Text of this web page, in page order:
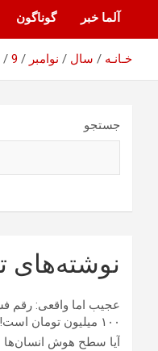
آلما خبر گوناگون
خـانـه سال نوامبر 9
جستجو
نوشته‌های
عجیب اما واقعی: رقم
۱۰۰ میلیون تومان است!
آیا سطح هوش